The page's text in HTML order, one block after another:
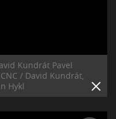
Kundrát Pavel
/ David Kundrát,
Hykl